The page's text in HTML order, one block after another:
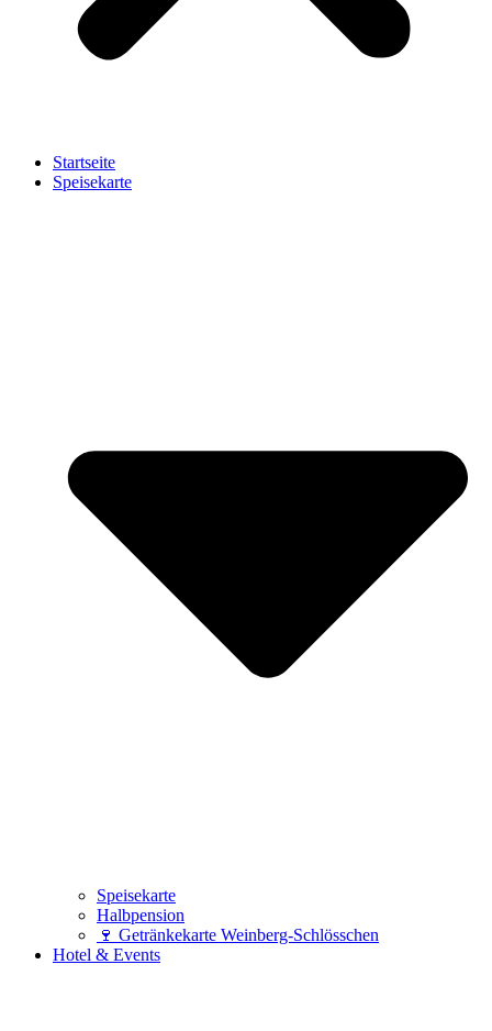
Startseite
Speisekarte
Speisekarte
Halbpension
🍷 Getränkekarte Weinberg-Schlösschen
Hotel & Events